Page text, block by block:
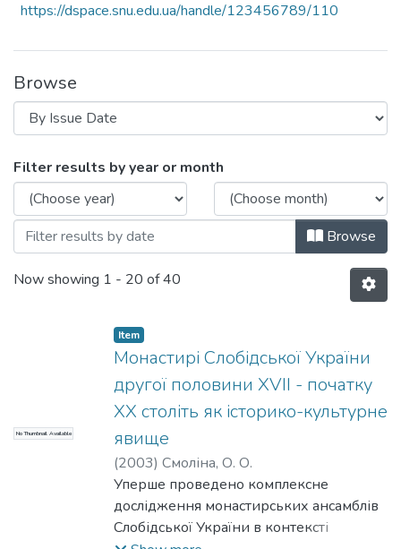
https://dspace.snu.edu.ua/handle/123456789/110
Browse
Browsing кафедра політологічних та
Filter results by year or month
Browse
Now showing 1 - 20 of 40
No Thumbnail Available
Item
Монастирі Слобідської України
другої половини XVII - початку
XX століть як історико-культурне
явище
(2003) Смоліна, О. О.
Уперше проведено комплексне
дослідження монастирських ансамблів
Слобідської України в контексті